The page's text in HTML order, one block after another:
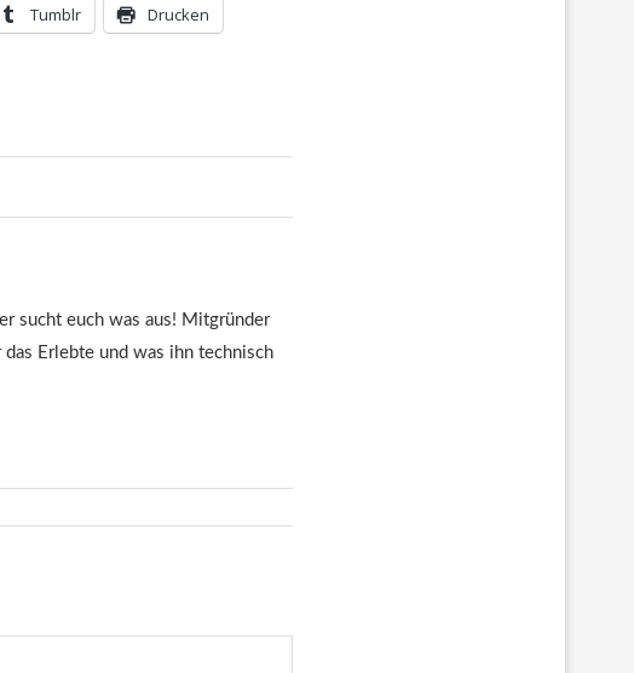
Tumblr Drucken
sucht euch was aus! Mitgründer
Erlebte und was ihn technisch